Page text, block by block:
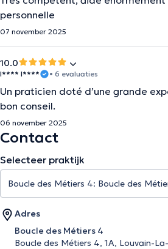
personnelle
07 november 2025
10.0
I**** I**** • 6 evaluaties
Un praticien doté d’une grande
bon conseil.
06 november 2025
Contact
Selecteer praktijk
Adres
Boucle des Métiers 4
Boucle des Métiers 4, 1A, Louvain-